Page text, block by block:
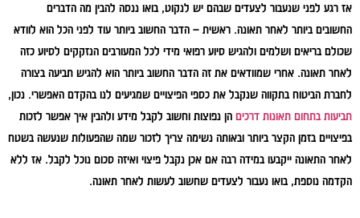
אז רגע לפני שנעבור לצעדים שבהם יש לנקוט, בואו ננסה להבין מה הדברים
החשובים ביותר לאחר תאונה. ראשית – הדבר החשוב ביותר עוד לפני הכל הוא לוודא
שכולם בריאים ושלמים ולהגיש סיוע רפואי מידי לכל המעורבים הנזקקים לסיוע כזה
לאחר תאונה. אחרי שמוודאים את זה הדבר החשוב ביותר הוא להגיש תביעה בצורה
לחברת הביטוח בתקווה שנקבל את כספי הפיצויים שמגיעים לנו בהקדם האפשרי. נכון,
תביעות בתחום תאונות דרכים הן נפוצות וחשוב לקבל מידע ולהבין איך אפשר לזכות
בפיצויים בזמן הקצר ביותר ובאותה נשימה צריך לזכור שמה שהפעולות שנעשה בשטח
לאחר התאונה ייקבעו במידה רבה אם אכן נקבל פיצוי ואיזה סכום נוכל לקבל. אז ללא
הקדמה נוספת, בואו נעבור לצעדים שחשוב לעשות לאחר תאונה.